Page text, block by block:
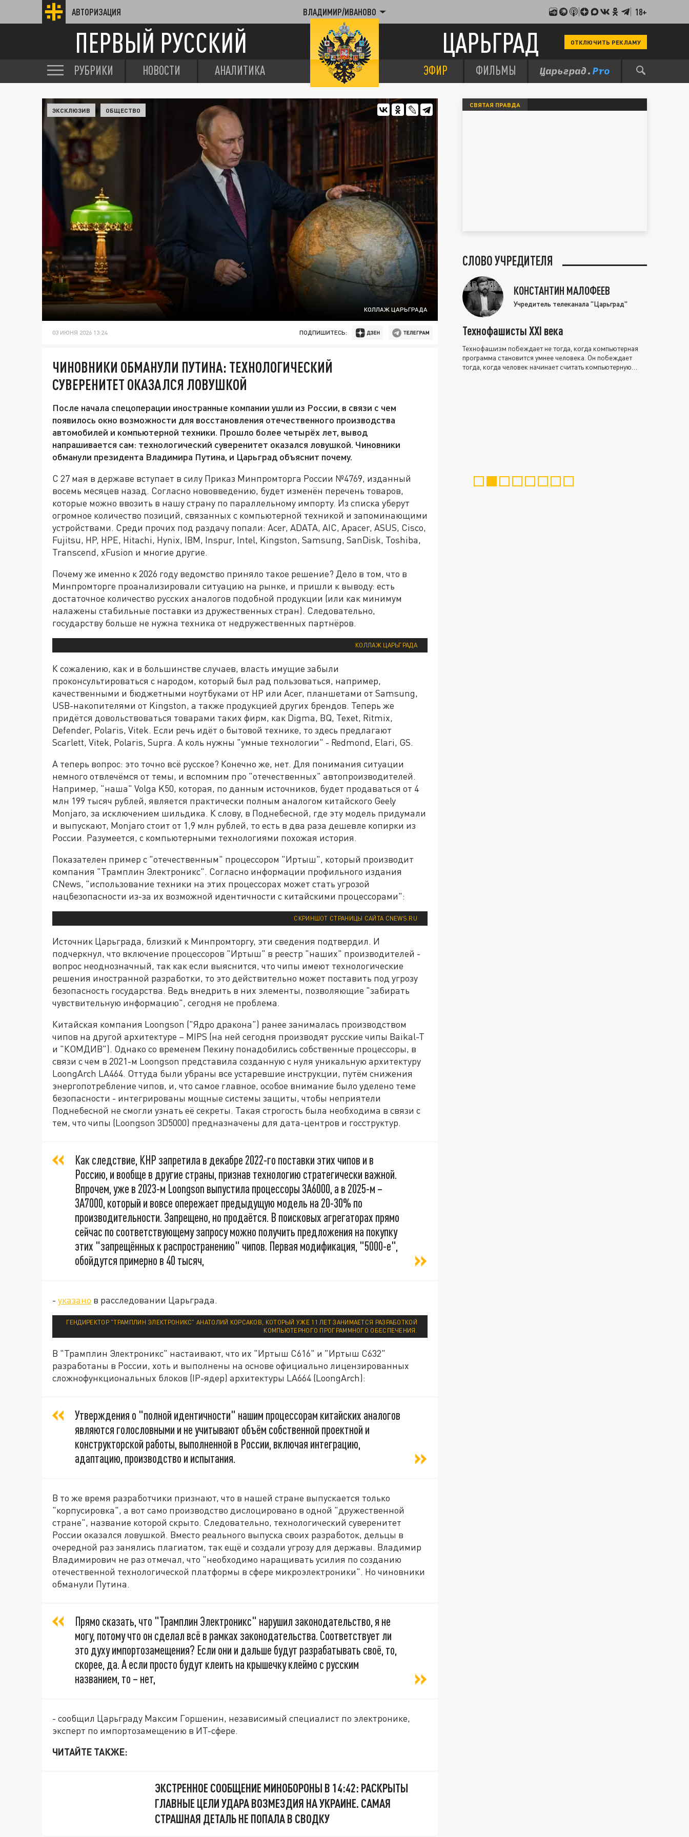
АВТОРИЗАЦИЯ ВЛАДИМИР/ИВАНОВО 18+
ПЕРВЫЙ РУССКИЙ ЦАРЬГРАД ОТКЛЮЧИТЬ РЕКЛАМУ
РУБРИКИ НОВОСТИ АНАЛИТИКА ЭФИР ФИЛЬМЫ
КОЛЛАЖ ЦАРЬГРАДА
ЭКСКЛЮЗИВ ОБЩЕСТВО
03 ИЮНЯ 2026 13:24 ПОДПИШИТЕСЬ:
ЧИНОВНИКИ ОБМАНУЛИ ПУТИНА: ТЕХНОЛОГИЧЕСКИЙ
СУВЕРЕНИТЕТ ОКАЗАЛСЯ ЛОВУШКОЙ
После начала спецоперации иностранные компании ушли из России, в связи с чем
появилось окно возможности для восстановления отечественного производства
автомобилей и компьютерной техники. Прошло более четырёх лет, вывод
напрашивается сам: технологический суверенитет оказался ловушкой. Чиновники
обманули президента Владимира Путина, и Царьград объяснит почему.
С 27 мая в державе вступает в силу Приказ Минпромторга России №4769, изданный
восемь месяцев назад. Согласно нововведению, будет изменён перечень товаров,
которые можно ввозить в нашу страну по параллельному импорту. Из списка уберут
огромное количество позиций, связанных с компьютерной техникой и запоминающими
устройствами. Среди прочих под раздачу попали: Acer, ADATA, AIC, Apacer, ASUS, Cisco,
Fujitsu, HP, HPE, Hitachi, Hynix, IBM, Inspur, Intel, Kingston, Samsung, SanDisk, Toshiba,
Transcend, xFusion и многие другие.
Почему же именно к 2026 году ведомство приняло такое решение? Дело в том, что в
Минпромторге проанализировали ситуацию на рынке, и пришли к выводу: есть
достаточное количество русских аналогов подобной продукции (или как минимум
налажены стабильные поставки из дружественных стран). Следовательно,
государству больше не нужна техника от недружественных партнёров.
КОЛЛАЖ ЦАРЬГРАДА
К сожалению, как и в большинстве случаев, власть имущие забыли
проконсультироваться с народом, который был рад пользоваться, например,
качественными и бюджетными ноутбуками от HP или Acer, планшетами от Samsung,
USB-накопителями от Kingston, а также продукцией других брендов. Теперь же
придётся довольствоваться товарами таких фирм, как Digma, BQ, Texet, Ritmix,
Defender, Polaris, Vitek. Если речь идёт о бытовой технике, то здесь предлагают
Scarlett, Vitek, Polaris, Supra. А коль нужны "умные технологии" - Redmond, Elari, GS.
А теперь вопрос: это точно всё русское? Конечно же, нет. Для понимания ситуации
немного отвлечёмся от темы, и вспомним про "отечественных" автопроизводителей.
Например, "наша" Volga K50, которая, по данным источников, будет продаваться от 4
млн 199 тысяч рублей, является практически полным аналогом китайского Geely
Monjaro, за исключением шильдика. К слову, в Поднебесной, где эту модель придумали
и выпускают, Monjaro стоит от 1,9 млн рублей, то есть в два раза дешевле копирки из
России. Разумеется, с компьютерными технологиями похожая история.
Показателен пример с "отечественным" процессором "Иртыш", который производит
компания "Трамплин Электроникс". Согласно информации профильного издания
CNews, "использование техники на этих процессорах может стать угрозой
нацбезопасности из-за их возможной идентичности с китайскими процессорами":
СКРИНШОТ СТРАНИЦЫ САЙТА CNEWS.RU
Источник Царьграда, близкий к Минпромторгу, эти сведения подтвердил. И
подчеркнул, что включение процессоров "Иртыш" в реестр "наших" производителей -
вопрос неоднозначный, так как если выяснится, что чипы имеют технологические
решения иностранной разработки, то это действительно может поставить под угрозу
безопасность государства. Ведь внедрить в них элементы, позволяющие "забирать
чувствительную информацию", сегодня не проблема.
Китайская компания Loongson ("Ядро дракона") ранее занималась производством
чипов на другой архитектуре – MIPS (на ней сегодня производят русские чипы Baikal-T
и "КОМДИВ"). Однако со временем Пекину понадобились собственные процессоры, в
связи с чем в 2021-м Loongson представила созданную с нуля уникальную архитектуру
LoongArch LA464. Оттуда были убраны все устаревшие инструкции, путём снижения
энергопотребление чипов, и, что самое главное, особое внимание было уделено теме
безопасности - интегрированы мощные системы защиты, чтобы неприятели
Поднебесной не смогли узнать её секреты. Такая строгость была необходима в связи с
тем, что чипы (Loongson 3D5000) предназначены для дата-центров и госструктур.
Как следствие, КНР запретила в декабре 2022-го поставки этих чипов и в
Россию, и вообще в другие страны, признав технологию стратегически важной.
Впрочем, уже в 2023-м Loongson выпустила процессоры 3A6000, а в 2025-м –
3A7000, который и вовсе опережает предыдущую модель на 20-30% по
производительности. Запрещено, но продаётся. В поисковых агрегаторах прямо
сейчас по соответствующему запросу можно получить предложения на покупку
этих "запрещённых к распространению" чипов. Первая модификация, "5000-е",
обойдутся примерно в 40 тысяч,
- указано в расследовании Царьграда.
ГЕНДИРЕКТОР "ТРАМПЛИН ЭЛЕКТРОНИКС" АНАТОЛИЙ КОРСАКОВ, КОТОРЫЙ УЖЕ 11 ЛЕТ ЗАНИМАЕТСЯ РАЗРАБОТКОЙ
КОМПЬЮТЕРНОГО ПРОГРАММНОГО ОБЕСПЕЧЕНИЯ.
В "Трамплин Электроникс" настаивают, что их "Иртыш С616" и "Иртыш С632"
разработаны в России, хоть и выполнены на основе официально лицензированных
сложнофункциональных блоков (IP-ядер) архитектуры LA664 (LoongArch):
Утверждения о "полной идентичности" нашим процессорам китайских аналогов
являются голословными и не учитывают объём собственной проектной и
конструкторской работы, выполненной в России, включая интеграцию,
адаптацию, производство и испытания.
В то же время разработчики признают, что в нашей стране выпускается только
"корпусировка", а вот само производство дислоцировано в одной "дружественной
стране", название которой скрыто. Следовательно, технологический суверенитет
России оказался ловушкой. Вместо реального выпуска своих разработок, дельцы в
очередной раз занялись плагиатом, так ещё и создали угрозу для державы. Владимир
Владимирович не раз отмечал, что "необходимо наращивать усилия по созданию
отечественной технологической платформы в сфере микроэлектроники". Но чиновники
обманули Путина.
Прямо сказать, что "Трамплин Электроникс" нарушил законодательство, я не
могу, потому что он сделал всё в рамках законодательства. Соответствует ли
это духу импортозамещения? Если они и дальше будут разрабатывать своё, то,
скорее, да. А если просто будут клеить на крышечку клеймо с русским
названием, то – нет,
- сообщил Царьграду Максим Горшенин, независимый специалист по электронике,
эксперт по импортозамещению в ИТ-сфере.
ЧИТАЙТЕ ТАКЖЕ:
ЭКСТРЕННОЕ СООБЩЕНИЕ МИНОБОРОНЫ В 14:42: РАСКРЫТЫ
ГЛАВНЫЕ ЦЕЛИ УДАРА ВОЗМЕЗДИЯ НА УКРАИНЕ. САМАЯ
СТРАШНАЯ ДЕТАЛЬ НЕ ПОПАЛА В СВОДКУ
СВЯТАЯ ПРАВДА
СЛОВО УЧРЕДИТЕЛЯ
КОНСТАНТИН МАЛОФЕЕВ
Учредитель телеканала "Царьград"
Технофашисты XXI века
Технофашизм побеждает не тогда, когда компьютерная
программа становится умнее человека. Он побеждает
тогда, когда человек начинает считать компьютерную